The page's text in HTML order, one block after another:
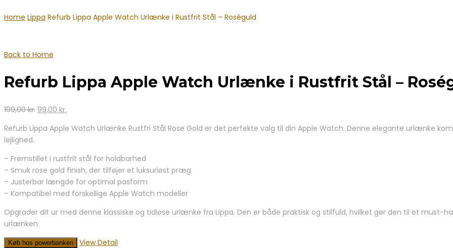
Home Lippa Refurb Lippa Apple Watch Urlænke i Rustfrit Stål – Roséguld
Back to Home
Refurb Lippa Apple Watch Urlænke i Rustfrit Stål –
199,00kr. Den
pris
199,00 kr..
99,00 kr.
pris
99,00 kr..
Refurb Lippa Apple Watch Urlænke Rustfri Stål Rose Gold er det perfekte valg til din Apple Watch. Denne elegante urlænke
lejlighed.
– Fremstillet i rustfrit stål for holdbarhed
– Smuk rose gold finish, der tilføjer et luksuriøst præg
– Justerbar længde for optimal pasform
– Kompatibel med forskellige Apple Watch modeller
Opgrader dit ur med denne klassiske og tidløse urlænke fra Lippa. Den er både praktisk og stilfuld, hvilket gør den til et must-
urlænken.
Køb hos powerbanken
View Detail